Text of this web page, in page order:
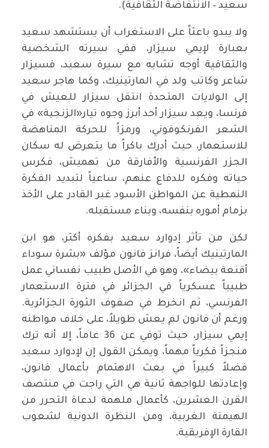
سعيد – الانتفاضة الثقافية).
ولا يبدو باعثاً على الاستغراب أن يستشهد سعيد
بعبارة لإيمي سيزار، ففي سيرته الشخصية
والثقافية أوجه تشابه مع سيرة سعيد، فسيزار
شاعر وكاتب ولد في المارتينيك، وكما هاجر سعيد
إلى الولايات المتحدة انتقل سيزار للعيش في
فرنسا، ويعد سيزار أحد أبرز وجوه تيار«الزنجية» في
الشعر الفرنكوفوني، ورمزاً للحركة المناهضة
للاستعمار، حيث أدرك باكراً ما يتعرض له سكان
الجزر الفرنسية والأفارقة من تهميش، فكرس
حياته وفكره للدفاع عنهم، ساعياً لتبديد الفكرة
النمطية عن المواطن الأسود غير القادر على الأخذ
بزمام أموره بنفسه، وبناء مستقبله.
لكن من تأثر إدوارد سعيد بفكره أكثر، هو ابن
المارتينيك أيضاً، فرانز فانون مؤلف «بشرة سوداء
أقنعة بيضاء»، وهو في الأصل طبيب نفساني عمل
طبيباً عسكرياً في الجزائر في فترة الاستعمار
الفرنسي، ثم انخرط في صفوف الثورة الجزائرية.
ورغم أن فانون لم يعش طويلاً، على خلاف مواطنه
إيمي سيزار، حيث توفي عن 36 عاماً، إلا أنه ترك
منجزاً فكرياً مهماً، ويمكن القول إن لإدوارد سعيد
فضلاً كبيراً في بعث الاهتمام بأعمال فانون،
وإعادتها للواجهة ثانية هي التي راجت في منتصف
القرن العشرين، كأعمال ملهمة لدعاة التحرر من
الهيمنة الغربية، ومن النظرة الدونية لشعوب
القارة الإفريقية.